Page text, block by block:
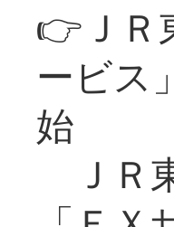
👉ＪＲ
ービス
始
ＪＲ